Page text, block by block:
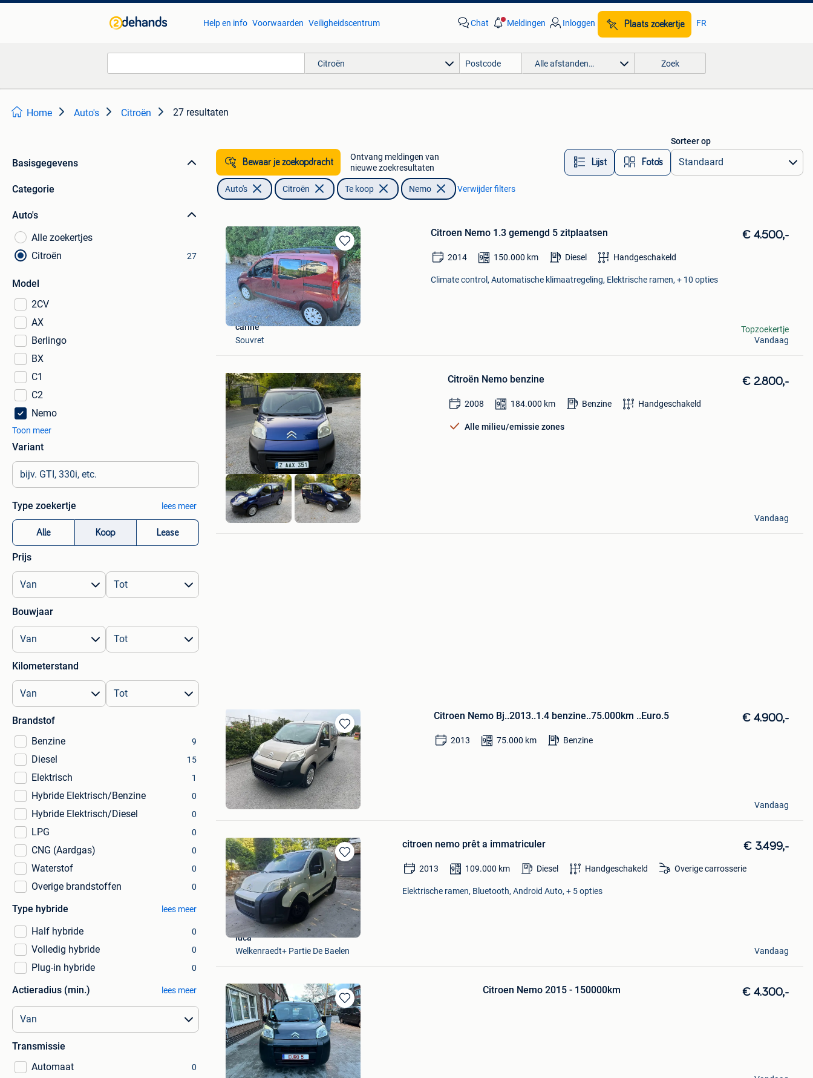
Help en info Voorwaarden Veiligheidscentrum Chat Meldingen Inloggen Plaats zoekertje FR
Citroën Alle afstanden… Zoek
Home Auto's Citroën 27 resultaten
Basisgegevens
Categorie
Auto's
Alle zoekertjes
Citroën
27
Model
2CV
AX
Berlingo
BX
C1
C2
Nemo
Toon meer
Variant
Type zoekertje lees meer
Alle Koop Lease
Prijs
Bouwjaar
Kilometerstand
Brandstof
Benzine
9
Diesel 15
Elektrisch 1
Hybride Elektrisch/Benzine 0
Hybride Elektrisch/Diesel 0
LPG 0
CNG (Aardgas) 0
Waterstof 0
Overige brandstoffen 0
Type hybride lees meer
Half hybride 0
Volledig hybride 0
Plug-in hybride 0
Actieradius (min.) lees meer
Transmissie
Automaat
0
Bewaar je zoekopdracht
Ontvang meldingen van
nieuwe zoekresultaten
Lijst Foto’s
Sorteer op
Auto's Citroën Te koop Nemo Verwijder filters
Bewaren
in
Mijn
Favorieten
Citroen Nemo 1.3 gemengd 5 zitplaatsen € 4.500,-
2014 150.000 km Diesel Handgeschakeld
Climate control, Automatische klimaatregeling, Elektrische ramen, + 10 opties
carine
Souvret
Topzoekertje
Vandaag
Mijn
Favorieten
Citroën Nemo benzine € 2.800,-
2008 184.000 km Benzine Handgeschakeld
Alle milieu/emissie zones
Anas
Buizingen
Vandaag
Bewaren
in
Mijn
Favorieten
Citroen Nemo Bj..2013..1.4 benzine..75.000km ..Euro.5 € 4.900,-
2013 75.000 km Benzine
A.R.M
Ath
Vandaag
Bewaren
in
Mijn
Favorieten
citroen nemo prêt a immatriculer € 3.499,-
2013 109.000 km Diesel Handgeschakeld Overige carrosserie
Elektrische ramen, Bluetooth, Android Auto, + 5 opties
luca
Welkenraedt+ Partie De Baelen
Vandaag
Bewaren
in
Mijn
Favorieten
Citroen Nemo 2015 - 150000km € 4.300,-
De Wilde Peter